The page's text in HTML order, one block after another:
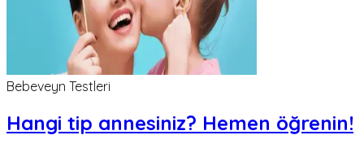
Bebeveyn Testleri
Hangi tip annesiniz? Hemen öğrenin!